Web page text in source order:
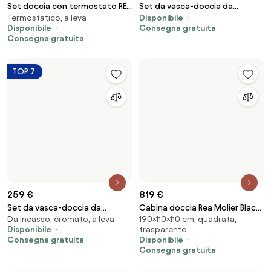
148 €
Da incasso, a leva, da parete
Canalina di scarico REA PURE
102 €
Canalina di scarico REA PURE
NEO PRO black matt 80
Nello spazio
Disponibile
Bronzo/ottone, a leva, da
parete (asse 150 mm)
Disponibile
Consegna gratuita